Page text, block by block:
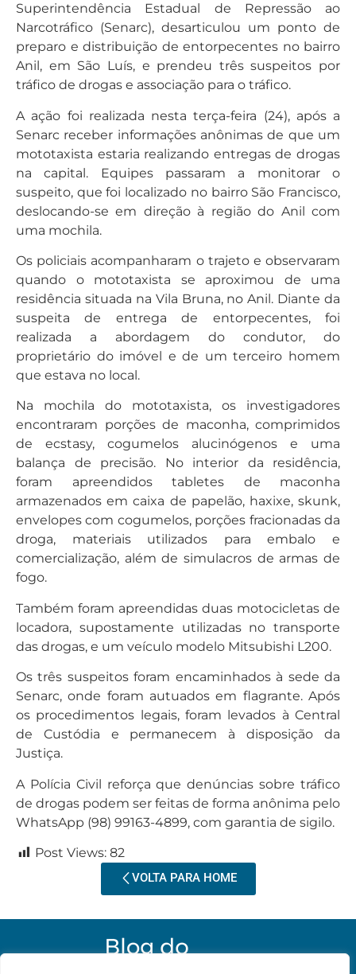
Superintendência Estadual de Repressão ao
Narcotráfico (Senarc), desarticulou um ponto de
preparo e distribuição de entorpecentes no bairro
Anil, em São Luís, e prendeu três suspeitos por
tráfico de drogas e associação para o tráfico.
A ação foi realizada nesta terça-feira (24), após a
Senarc receber informações anônimas de que um
mototaxista estaria realizando entregas de drogas
na capital. Equipes passaram a monitorar o
suspeito, que foi localizado no bairro São Francisco,
deslocando-se em direção à região do Anil com
uma mochila.
Os policiais acompanharam o trajeto e observaram
quando o mototaxista se aproximou de uma
residência situada na Vila Bruna, no Anil. Diante da
suspeita de entrega de entorpecentes, foi
realizada a abordagem do condutor, do
proprietário do imóvel e de um terceiro homem
que estava no local.
Na mochila do mototaxista, os investigadores
encontraram porções de maconha, comprimidos
de ecstasy, cogumelos alucinógenos e uma
balança de precisão. No interior da residência,
foram apreendidos tabletes de maconha
armazenados em caixa de papelão, haxixe, skunk,
envelopes com cogumelos, porções fracionadas da
droga, materiais utilizados para embalo e
comercialização, além de simulacros de armas de
fogo.
Também foram apreendidas duas motocicletas de
locadora, supostamente utilizadas no transporte
das drogas, e um veículo modelo Mitsubishi L200.
Os três suspeitos foram encaminhados à sede da
Senarc, onde foram autuados em flagrante. Após
os procedimentos legais, foram levados à Central
de Custódia e permanecem à disposição da
Justiça.
A Polícia Civil reforça que denúncias sobre tráfico
de drogas podem ser feitas de forma anônima pelo
WhatsApp (98) 99163-4899, com garantia de sigilo.
Post Views: 82
VOLTA PARA HOME